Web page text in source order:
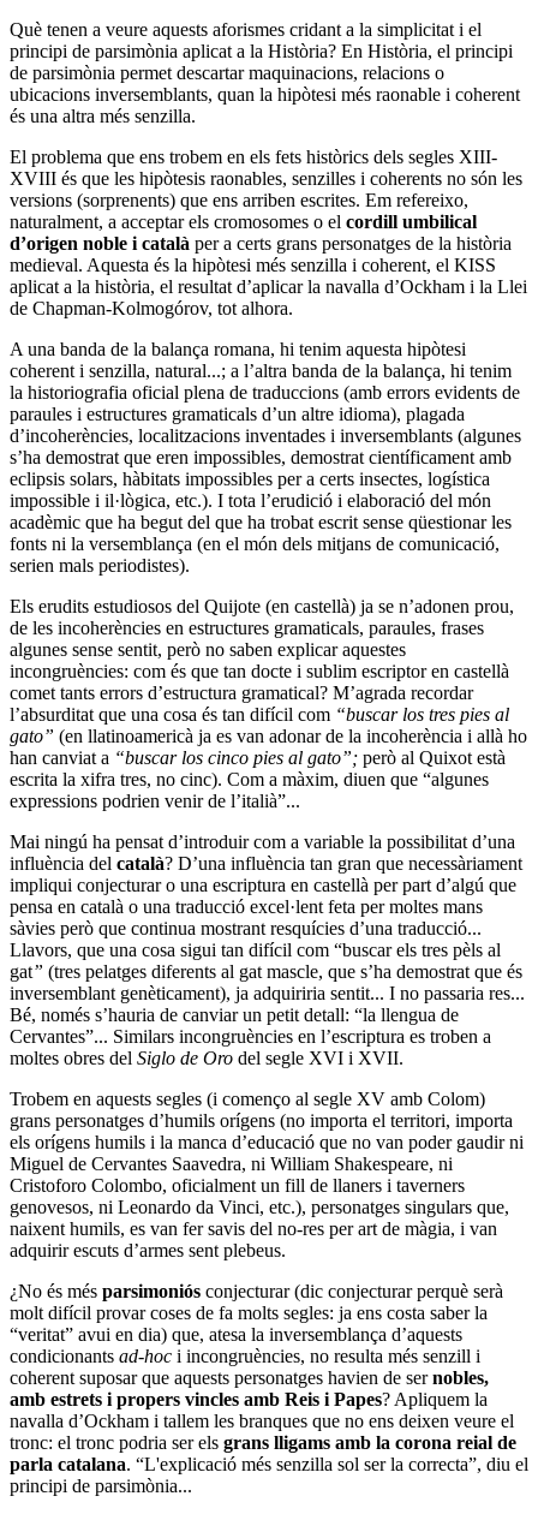
Què tenen a veure aquests aforismes cridant a la simplicitat i el
principi de parsimònia aplicat a la Història? En Història, el principi
de parsimònia permet descartar maquinacions, relacions o
ubicacions inversemblants, quan la hipòtesi més raonable i coherent
és una altra més senzilla.
El problema que ens trobem en els fets històrics dels segles XIII-
XVIII és que les hipòtesis raonables, senzilles i coherents no són les
versions (sorprenents) que ens arriben escrites. Em refereixo,
naturalment, a acceptar els cromosomes o el cordill umbilical
d’origen noble i català per a certs grans personatges de la història
medieval. Aquesta és la hipòtesi més senzilla i coherent, el KISS
aplicat a la història, el resultat d’aplicar la navalla d’Ockham i la Llei
de Chapman-Kolmogórov, tot alhora.
A una banda de la balança romana, hi tenim aquesta hipòtesi
coherent i senzilla, natural...; a l’altra banda de la balança, hi tenim
la historiografia oficial plena de traduccions (amb errors evidents de
paraules i estructures gramaticals d’un altre idioma), plagada
d’incoherències, localitzacions inventades i inversemblants (algunes
s’ha demostrat que eren impossibles, demostrat científicament amb
eclipsis solars, hàbitats impossibles per a certs insectes, logística
impossible i il·lògica, etc.). I tota l’erudició i elaboració del món
acadèmic que ha begut del que ha trobat escrit sense qüestionar les
fonts ni la versemblança (en el món dels mitjans de comunicació,
serien mals periodistes).
Els erudits estudiosos del Quijote (en castellà) ja se n’adonen prou,
de les incoherències en estructures gramaticals, paraules, frases
algunes sense sentit, però no saben explicar aquestes
incongruències: com és que tan docte i sublim escriptor en castellà
comet tants errors d’estructura gramatical? M’agrada recordar
l’absurditat que una cosa és tan difícil com “buscar los tres pies al
gato” (en llatinoamericà ja es van adonar de la incoherència i allà ho
han canviat a “buscar los cinco pies al gato”; però al Quixot està
escrita la xifra tres, no cinc). Com a màxim, diuen que “algunes
expressions podrien venir de l’italià”...
Mai ningú ha pensat d’introduir com a variable la possibilitat d’una
influència del català? D’una influència tan gran que necessàriament
impliqui conjecturar o una escriptura en castellà per part d’algú que
pensa en català o una traducció excel·lent feta per moltes mans
sàvies però que continua mostrant resquícies d’una traducció...
Llavors, que una cosa sigui tan difícil com “buscar els tres pèls al
gat” (tres pelatges diferents al gat mascle, que s’ha demostrat que és
inversemblant genèticament), ja adquiriria sentit... I no passaria res...
Bé, només s’hauria de canviar un petit detall: “la llengua de
Cervantes”... Similars incongruències en l’escriptura es troben a
moltes obres del Siglo de Oro del segle XVI i XVII.
Trobem en aquests segles (i començo al segle XV amb Colom)
grans personatges d’humils orígens (no importa el territori, importa
els orígens humils i la manca d’educació que no van poder gaudir ni
Miguel de Cervantes Saavedra, ni William Shakespeare, ni
Cristoforo Colombo, oficialment un fill de llaners i taverners
genovesos, ni Leonardo da Vinci, etc.), personatges singulars que,
naixent humils, es van fer savis del no-res per art de màgia, i van
adquirir escuts d’armes sent plebeus.
¿No és més parsimoniós conjecturar (dic conjecturar perquè serà
molt difícil provar coses de fa molts segles: ja ens costa saber la
“veritat” avui en dia) que, atesa la inversemblança d’aquests
condicionants ad-hoc i incongruències, no resulta més senzill i
coherent suposar que aquests personatges havien de sernobles,
amb estrets i propers vincles amb Reis i Papes? Apliquem la
navalla d’Ockham i tallem les branques que no ens deixen veure el
tronc: el tronc podria ser els grans lligams amb la corona reial de
parla catalana. “L'explicació més senzilla sol ser la correcta”, diu el
principi de parsimònia...